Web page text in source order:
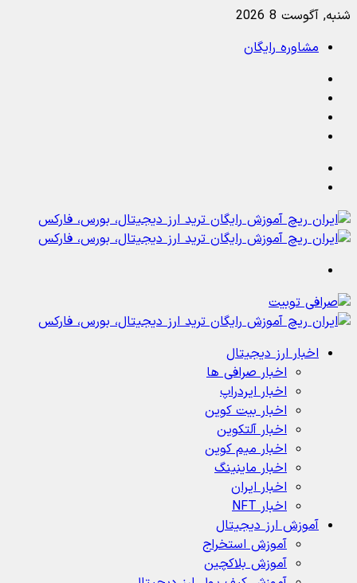
شنبه, آگوست 8 2026
مشاوره رایگان
اخبار ارز دیجیتال
اخبار صرافی ها
اخبار ایردراپ
اخبار بیت کوین
اخبار آلتکوین
اخبار میم کوین
اخبار ماینینگ
اخبار ایران
اخبار NFT
آموزش ارز دیجیتال
آموزش استخراج
آموزش بلاکچین